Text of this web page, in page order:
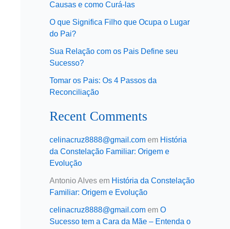
Causas e como Curá-las
O que Significa Filho que Ocupa o Lugar
do Pai?
Sua Relação com os Pais Define seu
Sucesso?
Tomar os Pais: Os 4 Passos da
Reconciliação
Recent Comments
celinacruz8888@gmail.com em História
da Constelação Familiar: Origem e
Evolução
Antonio Alves em História da Constelação
Familiar: Origem e Evolução
celinacruz8888@gmail.com em O
Sucesso tem a Cara da Mãe – Entenda o